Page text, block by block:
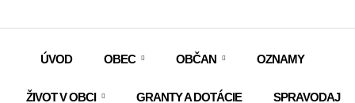
ÚVOD OBEC OBČAN OZNAMY
ŽIVOT V OBCI GRANTY A DOTÁCIE SPRAVODAJ